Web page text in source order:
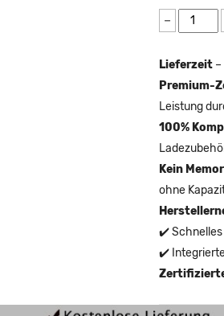
−
Lieferzeit
Premium-
Leistung
100%
Kein
ohne
✔️ Schnelles
✔️